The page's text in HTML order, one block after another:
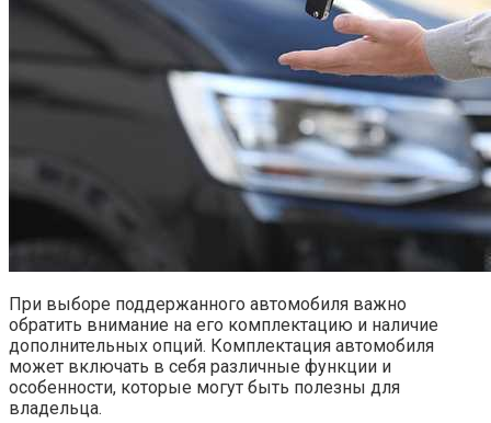
При выборе поддержанного автомобиля важно
обратить внимание на его комплектацию и наличие
дополнительных опций. Комплектация автомобиля
может включать в себя различные функции и
особенности, которые могут быть полезны для
владельца.